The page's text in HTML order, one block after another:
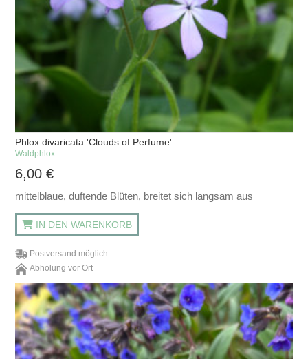
Phlox divaricata 'Clouds of Perfume'
Waldphlox
6,00€
mittelblaue, duftende Blüten, breitet sich langsam aus
IN DEN WARENKORB
Postversand möglich
Abholung vor Ort